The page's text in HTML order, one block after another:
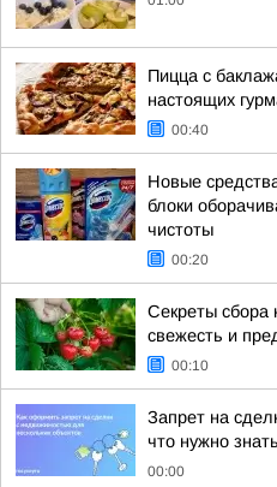
Пицца с
настоящих
00:40
Новые
блоки
чистоты
00:20
Секреты сбора
свежесть и
00:10
Запрет на
что нужно знать
00:00